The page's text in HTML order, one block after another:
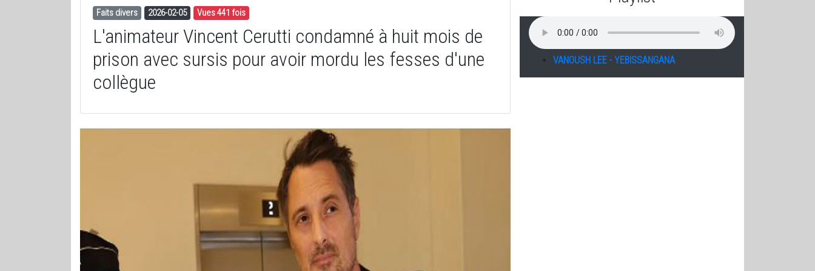
Faits divers 2026-02-05 Vues 441 fois
L'animateur Vincent Cerutti condamné à huit mois de
prison avec sursis pour avoir mordu les fesses d'une
collègue
VANOUSH LEE - YEBISSANGANA